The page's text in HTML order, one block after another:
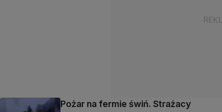
Pożar na fermie świń. Strażacy